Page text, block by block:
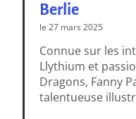
Berlie
le 27 mars 2025
Connue sur les
Llythium et
Dragons, Fanny
talentueuse